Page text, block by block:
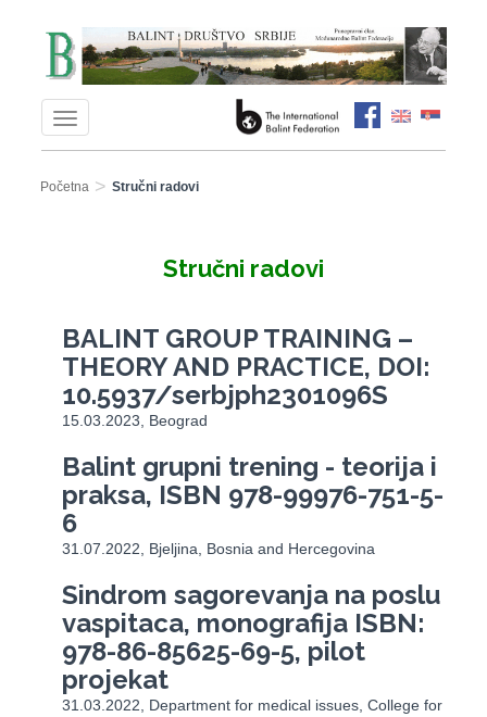
Početna > Stručni radovi
Stručni radovi
BALINT GROUP TRAINING –
THEORY AND PRACTICE, DOI:
10.5937/serbjph2301096S
15.03.2023, Beograd
Balint grupni trening - teorija i
praksa, ISBN 978-99976-751-5-
6
31.07.2022, Bjeljina, Bosnia and Hercegovina
Sindrom sagorevanja na poslu
vaspitaca, monografija ISBN:
978-86-85625-69-5, pilot
projekat
31.03.2022, Department for medical issues, College for